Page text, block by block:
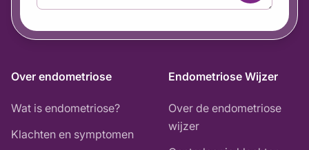
Over endometriose
Wat is endometriose?
Klachten en symptomen
Endometriose Wijzer
Over de endometriose
wijzer